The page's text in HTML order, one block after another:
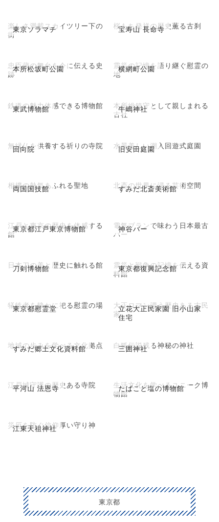
東京ソラマチ
楽しさ満載スカイツリー下の
街
宝寿山 長命寺
桜もち発祥の歴史薫る古刹
本所松坂町公園
忠臣蔵の舞台を今に伝える史
跡
横網町公園
震災の記憶を語り継ぐ慰霊の
地
東武博物館
鉄道の魅力体感できる博物館 牛嶋神社
本所総鎮守として親しまれる
古社
回向院
無縁仏を供養する祈りの寺院 旧安田庭園
水景美しい潮入回遊式庭園
両国国技館
相撲の熱気あふれる聖地 すみだ北斎美術館
北斎の世界に浸る芸術空間
東京都江戸東京博物館
江戸と東京の歴史を体感する
館
神谷バー
電気ブランで味わう日本最古
バー
刀剣博物館
日本刀の美と歴史に触れる館 東京都復興記念館
震災と戦争の記憶を伝える資
料館
東京都慰霊堂
犠牲者を静かに祀る慰霊の場
立花大正民家園 旧小山家
住宅
大正ロマン漂う歴史ある古民
家
すみだ郷土文化資料館
地域の歩みを学べる文化拠点 三囲神社
白狐伝説残る神秘の神社
平河山 法恩寺
江戸城守護の歴史ある寺院 たばこと塩の博物館
生活文化を学べるユニーク博
物館
江東天祖神社
災厄を防ぐ信仰厚い守り神
東京都